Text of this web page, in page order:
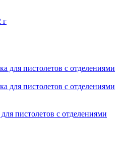
пистолетов с отделениями